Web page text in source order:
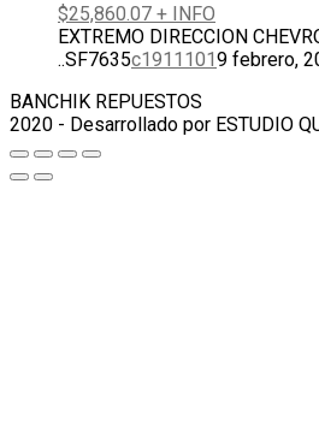
$25,860.07 + INFO
EXTREMO DIRECCION
..SF7635c19111019 febrero,
BANCHIK REPUESTOS
2020 - Desarrollado por ESTUDIO